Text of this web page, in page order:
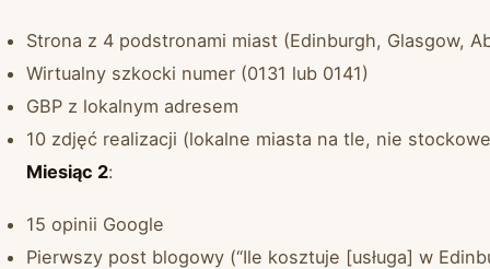
Strona z 4 podstronami miast (Edinburgh, Glasgow,
Wirtualny szkocki numer (0131 lub 0141)
GBP z lokalnym adresem
10 zdjęć realizacji (lokalne miasta na tle, nie
Miesiąc 2:
15 opinii Google
Pierwszy post blogowy (“Ile kosztuje [usługa] w